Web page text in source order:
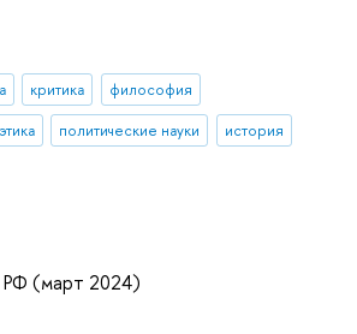
критика
философия
политические науки
история
РФ (март 2024)